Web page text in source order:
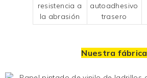
resistencia a
la abrasión
autoadhesivo
trasero
Nuestra fábrica